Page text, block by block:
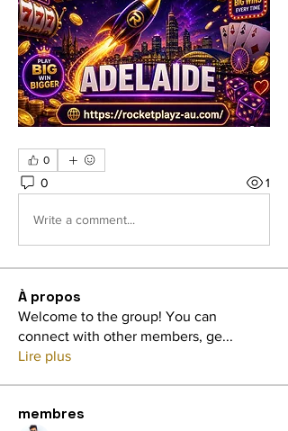
0
0 1
Write a comment...
À propos
Welcome to the group! You can
connect with other members, ge...
Lire plus
membres